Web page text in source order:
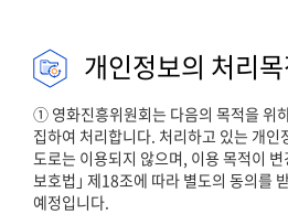
개인정보의 처리
① 영화진흥위원회는 다음의 목적을 위
집하여 처리합니다. 처리하고 있는 개인
도로는 이용되지 않으며, 이용 목적이
보호법｣ 제18조에 따라 별도의 동의를
예정입니다.